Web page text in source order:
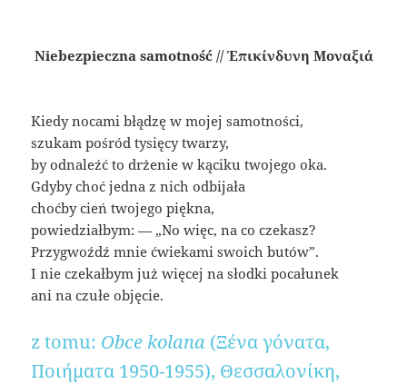
Niebezpieczna samotność // Ἐπικίνδυνη Μοναξιά
Kiedy nocami błądzę w mojej samotności,
szukam pośród tysięcy twarzy,
by odnaleźć to drżenie w kąciku twojego oka.
Gdyby choć jedna z nich odbijała
choćby cień twojego piękna,
powiedziałbym: — „No więc, na co czekasz?
Przygwoźdź mnie ćwiekami swoich butów”.
I nie czekałbym już więcej na słodki pocałunek
ani na czułe objęcie.
z tomu: Obce kolana (Ξένα γόνατα,
Ποιήματα 1950-1955), Θεσσαλονίκη,